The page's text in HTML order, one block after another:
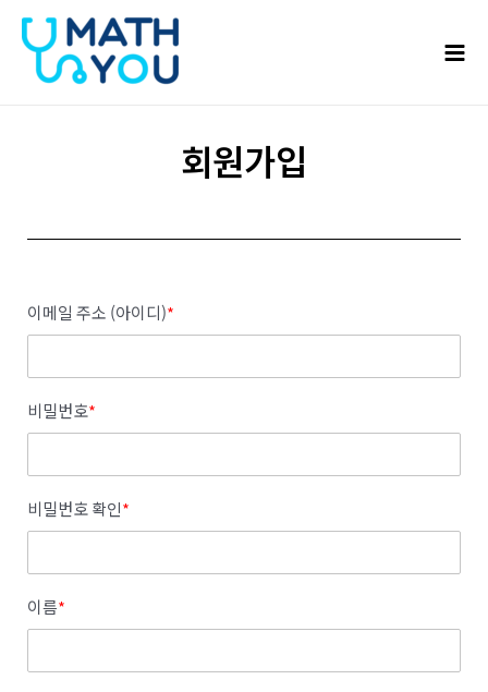
건너뛰기
회원가입
이메일 주소 (아이디)*
비밀번호*
비밀번호 확인*
이름*